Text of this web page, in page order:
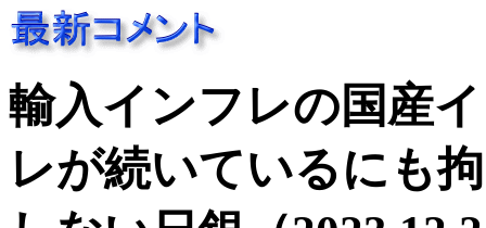
輸入インフレの国産
レが続いているにも